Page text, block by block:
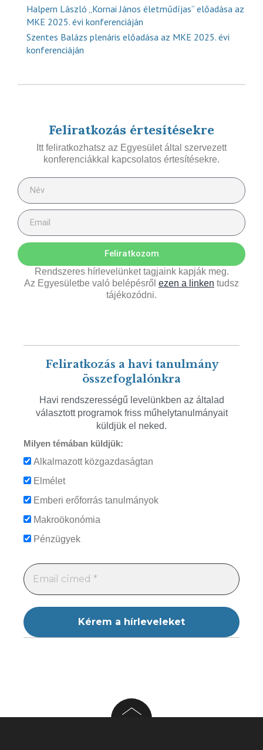
Halpern László „Kornai János életműdíjas” előadása az
MKE 2025. évi konferenciáján
Szentes Balázs plenáris előadása az MKE 2025. évi
konferenciáján
Feliratkozás értesítésekre
Itt feliratkozhatsz az Egyesület által szervezett
konferenciákkal kapcsolatos értesítésekre.
Feliratkozom
Rendszeres hírlevelünket tagjaink kapják meg.
Az Egyesületbe való belépésről ezen a linken tudsz
tájékozódni.
Feliratkozás a havi tanulmány
összefoglalónkra
Havi rendszerességű levelünkben az általad
választott programok friss műhelytanulmányait
küldjük el neked.
Milyen témában küldjük:
Alkalmazott közgazdaságtan
Elmélet
Emberi erőforrás tanulmányok
Makroökonómia
Pénzügyek